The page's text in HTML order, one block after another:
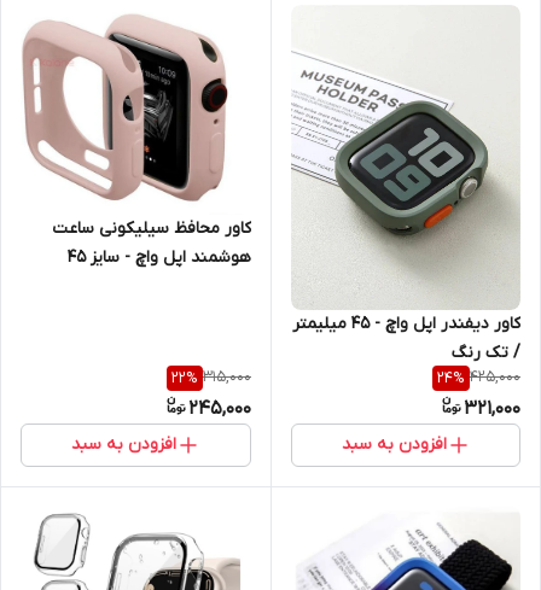
کاور دیفندر اپل واچ - 45 میلیمتر
/ تک رنگ
425,000
24%
321,000
افزودن به سبد
کاور محافظ سیلیکونی ساعت
هوشمند اپل واچ - سایز 45
315,000
22%
245,000
افزودن به سبد